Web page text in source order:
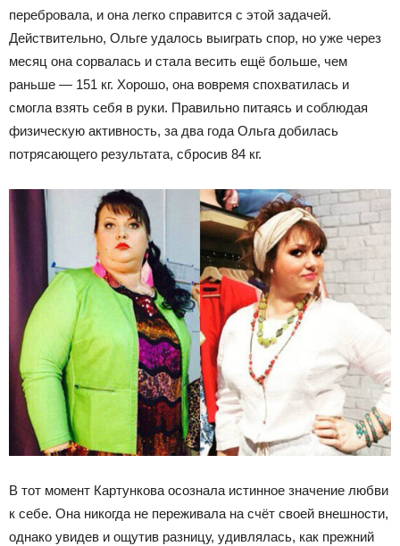
перебровала, и она легко справится с этой задачей.
Действительно, Ольге удалось выиграть спор, но уже через
месяц она сорвалась и стала весить ещё больше, чем
раньше — 151 кг. Хорошо, она вовремя спохватилась и
смогла взять себя в руки. Правильно питаясь и соблюдая
физическую активность, за два года Ольга добилась
потрясающего результата, сбросив 84 кг.
В тот момент Картункова осознала истинное значение любви
к себе. Она никогда не переживала на счёт своей внешности,
однако увидев и ощутив разницу, удивлялась, как прежний